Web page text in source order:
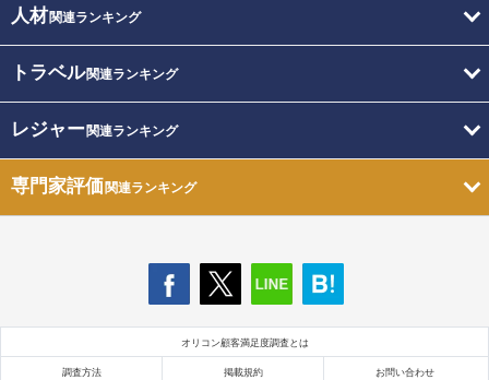
人材関連ランキング
トラベル関連ランキング
レジャー関連ランキング
専門家評価関連ランキング
オリコン顧客満足度調査とは
調査方法 掲載規約 お問い合わせ